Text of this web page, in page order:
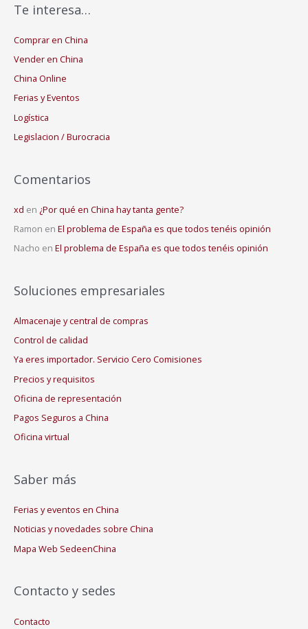
Te interesa…
Comprar en China
Vender en China
China Online
Ferias y Eventos
Logística
Legislacion / Burocracia
Comentarios
xd en ¿Por qué en China hay tanta gente?
Ramon en El problema de España es que todos tenéis opinión
Nacho en El problema de España es que todos tenéis opinión
Soluciones empresariales
Almacenaje y central de compras
Control de calidad
Ya eres importador. Servicio Cero Comisiones
Precios y requisitos
Oficina de representación
Pagos Seguros a China
Oficina virtual
Saber más
Ferias y eventos en China
Noticias y novedades sobre China
Mapa Web SedeenChina
Contacto y sedes
Contacto